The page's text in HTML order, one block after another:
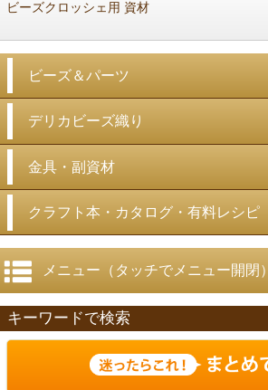
ビーズクロッシェ用 資材
ビーズ＆パーツ
デリカビーズ織り
金具・副資材
クラフト本・カタログ・有料レシピ
メニュー（タッチでメニュー開閉）
キーワードで検索